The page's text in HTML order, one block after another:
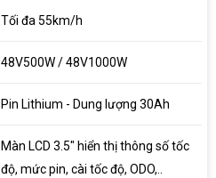
Tối đa 55km/h
48V500W / 48V1000W
Pin Lithium - Dung lượng 30Ah
Màn LCD 3.5" hiển thị thông số tốc
độ, mức pin, cài tốc độ, ODO,..